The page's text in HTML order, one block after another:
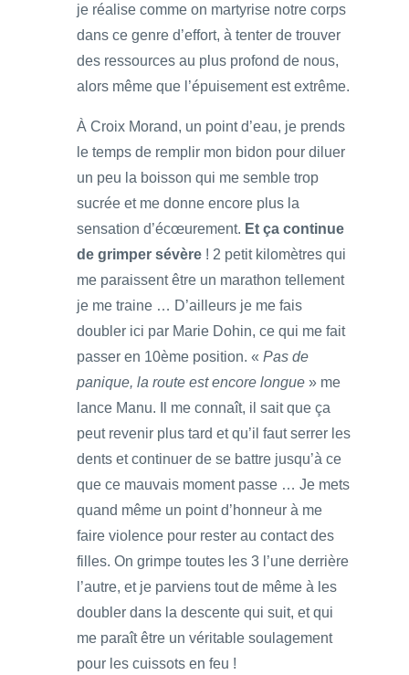
je réalise comme on martyrise notre corps
dans ce genre d’effort, à tenter de trouver
des ressources au plus profond de nous,
alors même que l’épuisement est extrême.
À Croix Morand, un point d’eau, je prends
le temps de remplir mon bidon pour diluer
un peu la boisson qui me semble trop
sucrée et me donne encore plus la
sensation d’écœurement. Et ça continue
de grimper sévère ! 2 petit kilomètres qui
me paraissent être un marathon tellement
je me traine … D’ailleurs je me fais
doubler ici par Marie Dohin, ce qui me fait
passer en 10ème position. « Pas de
panique, la route est encore longue » me
lance Manu. Il me connaît, il sait que ça
peut revenir plus tard et qu’il faut serrer les
dents et continuer de se battre jusqu’à ce
que ce mauvais moment passe … Je mets
quand même un point d’honneur à me
faire violence pour rester au contact des
filles. On grimpe toutes les 3 l’une derrière
l’autre, et je parviens tout de même à les
doubler dans la descente qui suit, et qui
me paraît être un véritable soulagement
pour les cuissots en feu !